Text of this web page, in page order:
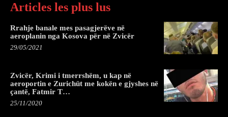
Articles les plus lus
Rrahje banale mes pasagjerëve në
aeroplanin nga Kosova për në Zvicër
29/05/2021
Zvicër, Krimi i tmerrshëm, u kap në
aeroportin e Zurichüt me kokën e gjyshes në
çantë, Fatmir T…
25/11/2020